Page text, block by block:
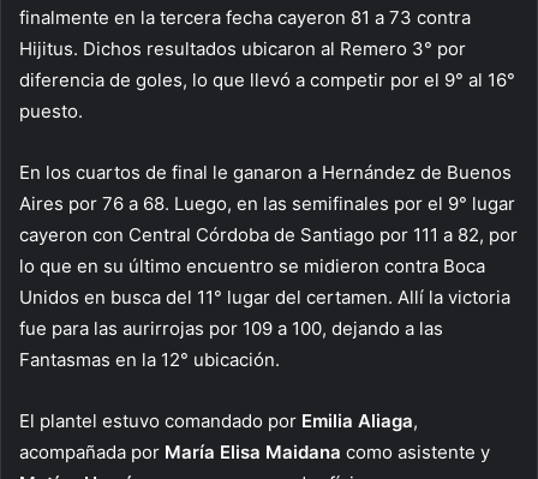
finalmente en la tercera fecha cayeron 81 a 73 contra
Hijitus. Dichos resultados ubicaron al Remero 3° por
diferencia de goles, lo que llevó a competir por el 9° al 16°
puesto.
En los cuartos de final le ganaron a Hernández de Buenos
Aires por 76 a 68. Luego, en las semifinales por el 9° lugar
cayeron con Central Córdoba de Santiago por 111 a 82, por
lo que en su último encuentro se midieron contra Boca
Unidos en busca del 11° lugar del certamen. Allí la victoria
fue para las aurirrojas por 109 a 100, dejando a las
Fantasmas en la 12° ubicación.
El plantel estuvo comandado por Emilia Aliaga,
acompañada por María Elisa Maidana como asistente y